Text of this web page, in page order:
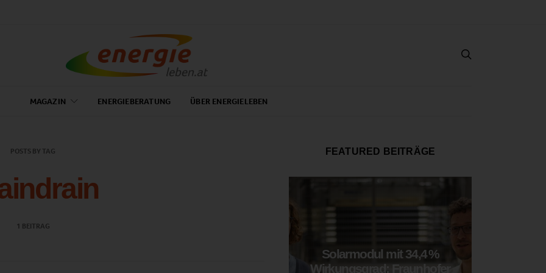
MAGAZIN ENERGIEBERATUNG ÜBER ENERGIELEBEN
POSTS BY TAG
1 BEITRAG
FEATURED BEITRÄGE
Solarmodul mit 34,4 %
Wirkungsgrad: Fraunhofer